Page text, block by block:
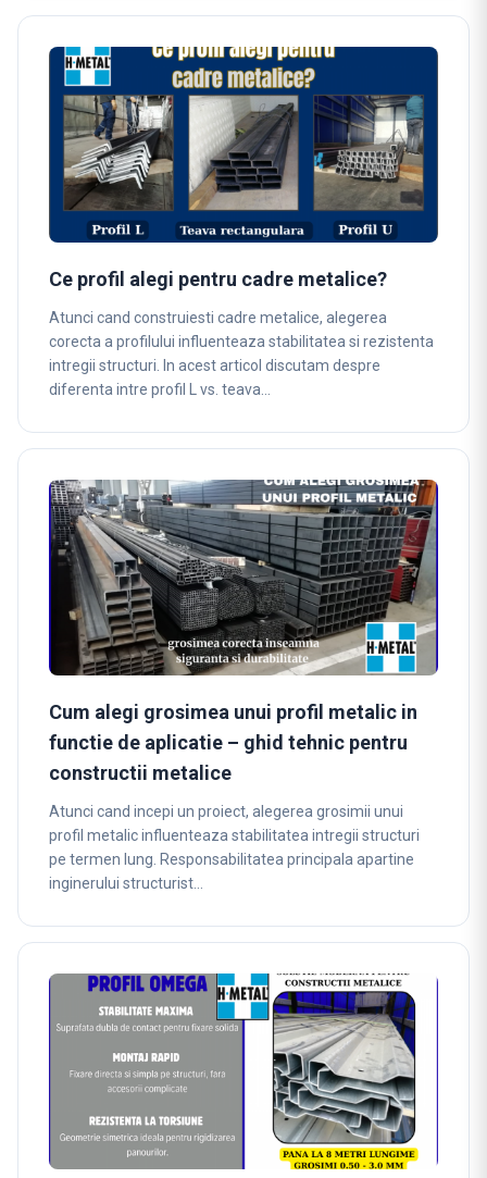
Ce profil alegi pentru cadre metalice?
Atunci cand construiesti cadre metalice, alegerea
corecta a profilului influenteaza stabilitatea si rezistenta
intregii structuri. In acest articol discutam despre
diferenta intre profil L vs. teava…
Cum alegi grosimea unui profil metalic in
functie de aplicatie – ghid tehnic pentru
constructii metalice
Atunci cand incepi un proiect, alegerea grosimii unui
profil metalic influenteaza stabilitatea intregii structuri
pe termen lung. Responsabilitatea principala apartine
inginerului structurist…